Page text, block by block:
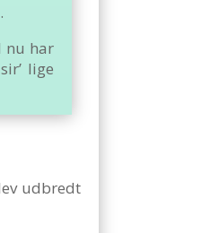
nu har
lige
udbredt